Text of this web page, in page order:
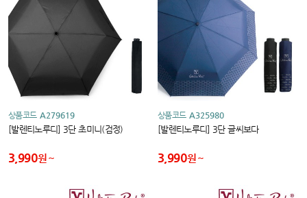
상품코드 A279619
[발렌티노루디] 3단 초미니(검정)
3,990원
상품코드 A325980
[발렌티노루디] 3단 글씨보다
3,990원